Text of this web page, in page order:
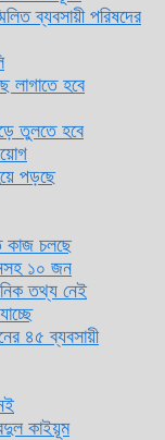
ব্যবসায়ী পরিষদের
লাগাতে হবে
তুলতে হবে
পড়ছে
কাজ চলছে
১০ জন
তথ্য নেই
৪৫ ব্যবসায়ী
কাইয়ূম